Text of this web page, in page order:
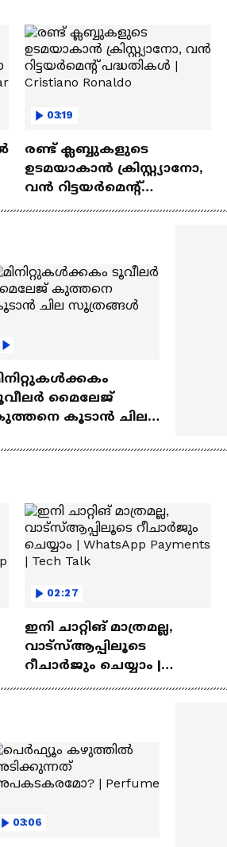
03:19
രണ്ട്‌ ക്ലബ്ബുകളുടെ
ഉടമയാകാന്‍ ക്രിസ്റ്റ്യാനോ,
വന്‍ റിട്ടയര്‍മെന്റ്‌
മൈലേജ്
കൂടാൻ ചില
02:27
ഇനി ചാറ്റിങ് മാത്രമല്ല,
വാട്‌സ്‌ആപ്പിലൂടെ
റീചാർജും ചെയ്യാം |
WhatsApp Payments | Tech
03:06